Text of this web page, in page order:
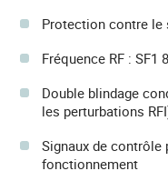
Protection contre le
Fréquence RF : SF1
Double blindage
les perturbations
Signaux de
fonctionnement